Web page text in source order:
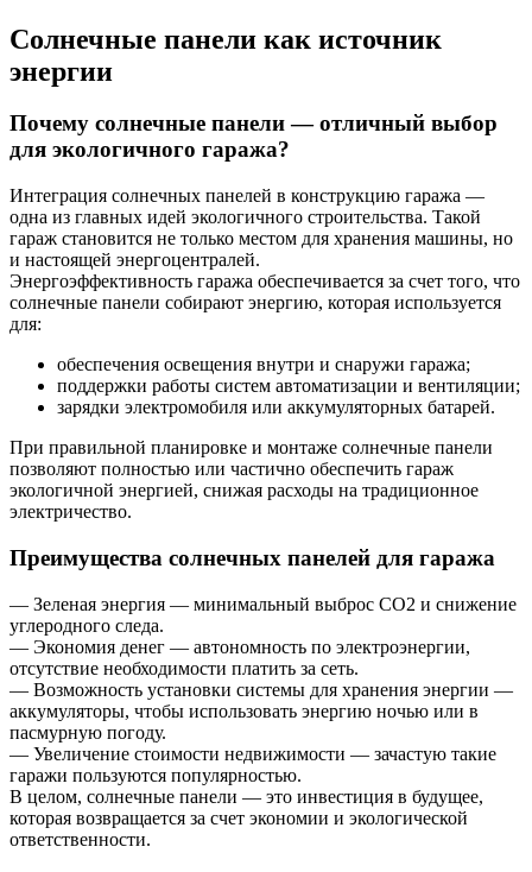
Солнечные панели как источник
энергии
Почему солнечные панели — отличный выбор
для экологичного гаража?
Интеграция солнечных панелей в конструкцию гаража —
одна из главных идей экологичного строительства. Такой
гараж становится не только местом для хранения машины, но
и настоящей энергоцентралей.
Энергоэффективность гаража обеспечивается за счет того, что
солнечные панели собирают энергию, которая используется
для:
обеспечения освещения внутри и снаружи гаража;
поддержки работы систем автоматизации и вентиляции;
зарядки электромобиля или аккумуляторных батарей.
При правильной планировке и монтаже солнечные панели
позволяют полностью или частично обеспечить гараж
экологичной энергией, снижая расходы на традиционное
электричество.
Преимущества солнечных панелей для гаража
— Зеленая энергия — минимальный выброс СО2 и снижение
углеродного следа.
— Экономия денег — автономность по электроэнергии,
отсутствие необходимости платить за сеть.
— Возможность установки системы для хранения энергии —
аккумуляторы, чтобы использовать энергию ночью или в
пасмурную погоду.
— Увеличение стоимости недвижимости — зачастую такие
гаражи пользуются популярностью.
В целом, солнечные панели — это инвестиция в будущее,
которая возвращается за счет экономии и экологической
ответственности.